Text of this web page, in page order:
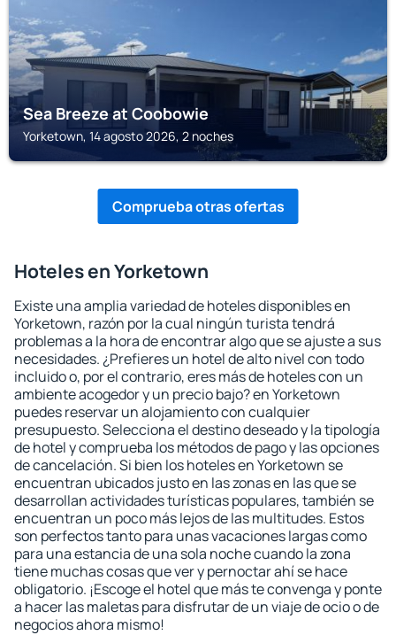
Sea Breeze at Coobowie
Yorketown, 14 agosto 2026, 2 noches
Comprueba otras ofertas
Hoteles en Yorketown
Existe una amplia variedad de hoteles disponibles en
Yorketown, razón por la cual ningún turista tendrá
problemas a la hora de encontrar algo que se ajuste a sus
necesidades. ¿Prefieres un hotel de alto nivel con todo
incluido o, por el contrario, eres más de hoteles con un
ambiente acogedor y un precio bajo? en Yorketown
puedes reservar un alojamiento con cualquier
presupuesto. Selecciona el destino deseado y la tipología
de hotel y comprueba los métodos de pago y las opciones
de cancelación. Si bien los hoteles en Yorketown se
encuentran ubicados justo en las zonas en las que se
desarrollan actividades turísticas populares, también se
encuentran un poco más lejos de las multitudes. Estos
son perfectos tanto para unas vacaciones largas como
para una estancia de una sola noche cuando la zona
tiene muchas cosas que ver y pernoctar ahí se hace
obligatorio. ¡Escoge el hotel que más te convenga y ponte
a hacer las maletas para disfrutar de un viaje de ocio o de
negocios ahora mismo!